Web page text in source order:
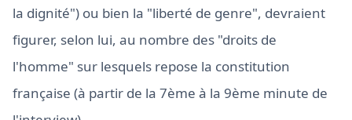
la dignité") ou bien la "liberté de genre", devraient
figurer, selon lui, au nombre des "droits de
l'homme" sur lesquels repose la constitution
française (à partir de la 7ème à la 9ème minute de